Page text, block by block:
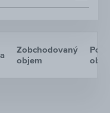
Zobchodovaný
objem